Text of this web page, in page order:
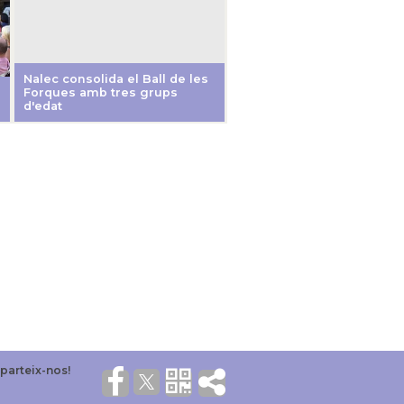
Nalec consolida el Ball de les
Forques amb tres grups
d'edat